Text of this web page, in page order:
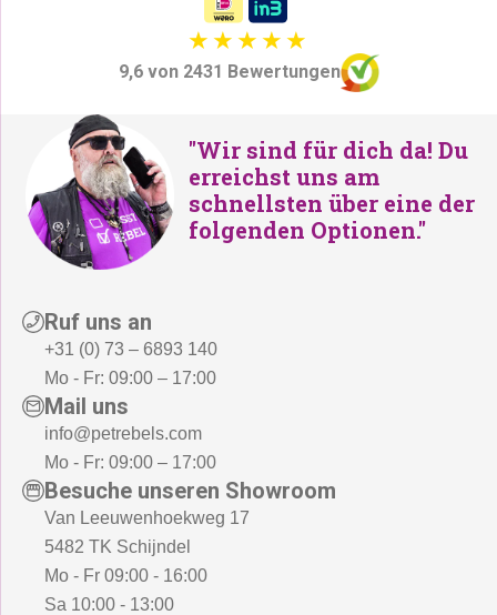
9,6 von 2431 Bewertungen
"Wir sind für dich da! Du
erreichst uns am
schnellsten über eine der
folgenden Optionen."
Ruf uns an
+31 (0) 73 – 6893 140
Mo - Fr: 09:00 – 17:00
Mail uns
info@petrebels.com
Mo - Fr: 09:00 – 17:00
Besuche unseren Showroom
Van Leeuwenhoekweg 17
5482 TK Schijndel
Mo - Fr 09:00 - 16:00
Sa 10:00 - 13:00